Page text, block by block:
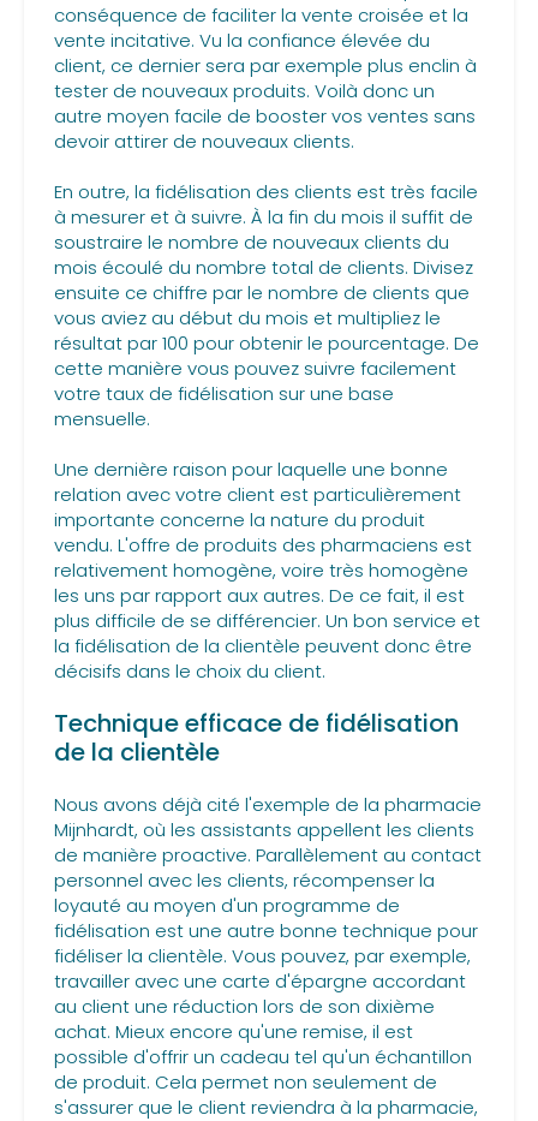
conséquence de faciliter la vente croisée et la
vente incitative. Vu la confiance élevée du
client, ce dernier sera par exemple plus enclin à
tester de nouveaux produits. Voilà donc un
autre moyen facile de booster vos ventes sans
devoir attirer de nouveaux clients.
En outre, la fidélisation des clients est très facile
à mesurer et à suivre. À la fin du mois il suffit de
soustraire le nombre de nouveaux clients du
mois écoulé du nombre total de clients. Divisez
ensuite ce chiffre par le nombre de clients que
vous aviez au début du mois et multipliez le
résultat par 100 pour obtenir le pourcentage. De
cette manière vous pouvez suivre facilement
votre taux de fidélisation sur une base
mensuelle.
Une dernière raison pour laquelle une bonne
relation avec votre client est particulièrement
importante concerne la nature du produit
vendu. L'offre de produits des pharmaciens est
relativement homogène, voire très homogène
les uns par rapport aux autres. De ce fait, il est
plus difficile de se différencier. Un bon service et
la fidélisation de la clientèle peuvent donc être
décisifs dans le choix du client.
Technique efficace de fidélisation
de la clientèle
Nous avons déjà cité l'exemple de la pharmacie
Mijnhardt, où les assistants appellent les clients
de manière proactive. Parallèlement au contact
personnel avec les clients, récompenser la
loyauté au moyen d'un programme de
fidélisation est une autre bonne technique pour
fidéliser la clientèle. Vous pouvez, par exemple,
travailler avec une carte d'épargne accordant
au client une réduction lors de son dixième
achat. Mieux encore qu'une remise, il est
possible d'offrir un cadeau tel qu'un échantillon
de produit. Cela permet non seulement de
s'assurer que le client reviendra à la pharmacie,